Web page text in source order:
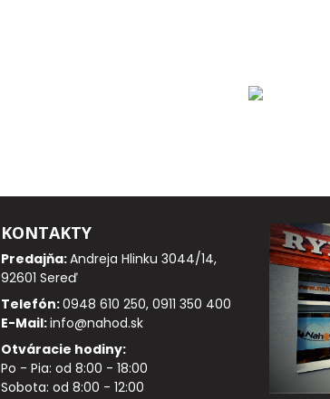
KONTAKTY
Predajňa:Andreja Hlinku 3044/14,
92601 Sereď
Telefón:0948 610 250, 0911 350 400
E-Mail:info@nahod.sk
Otváracie hodiny:
Po - Pia: od 8:00 - 18:00
Sobota: od 8:00 - 12:00